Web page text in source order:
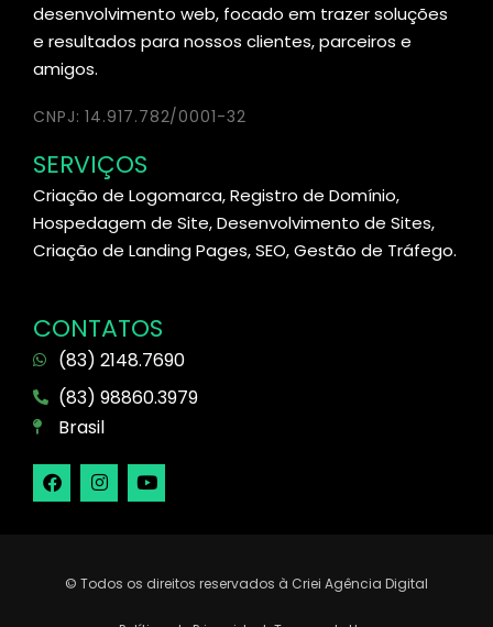
desenvolvimento web, focado em trazer soluções
e resultados para nossos clientes, parceiros e
amigos.
CNPJ: 14.917.782/0001-32
SERVIÇOS
Criação de Logomarca, Registro de Domínio,
Hospedagem de Site, Desenvolvimento de Sites,
Criação de Landing Pages, SEO, Gestão de Tráfego.
CONTATOS
(83) 2148.7690
(83) 98860.3979
Brasil
© Todos os direitos reservados à Criei Agência Digital